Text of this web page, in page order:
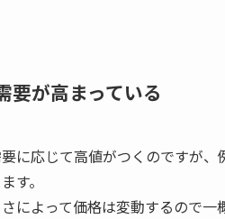
要が高まっている
に応じて高値がつくのですが
す。
によって価格は変動するので